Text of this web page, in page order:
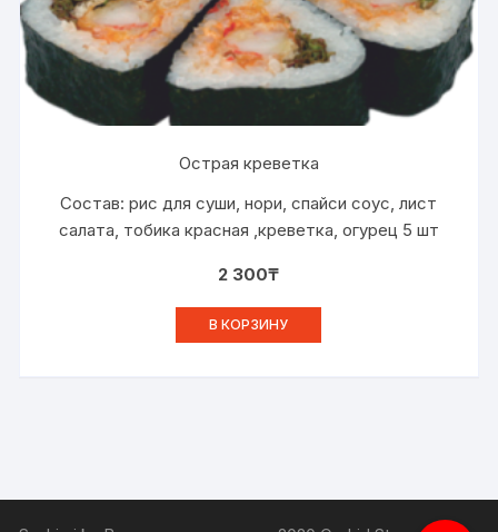
Острая креветка
Состав: рис для суши, нори, спайси соус, лист
салата, тобика красная ,креветка, огурец 5 шт
2 300₸
В КОРЗИНУ